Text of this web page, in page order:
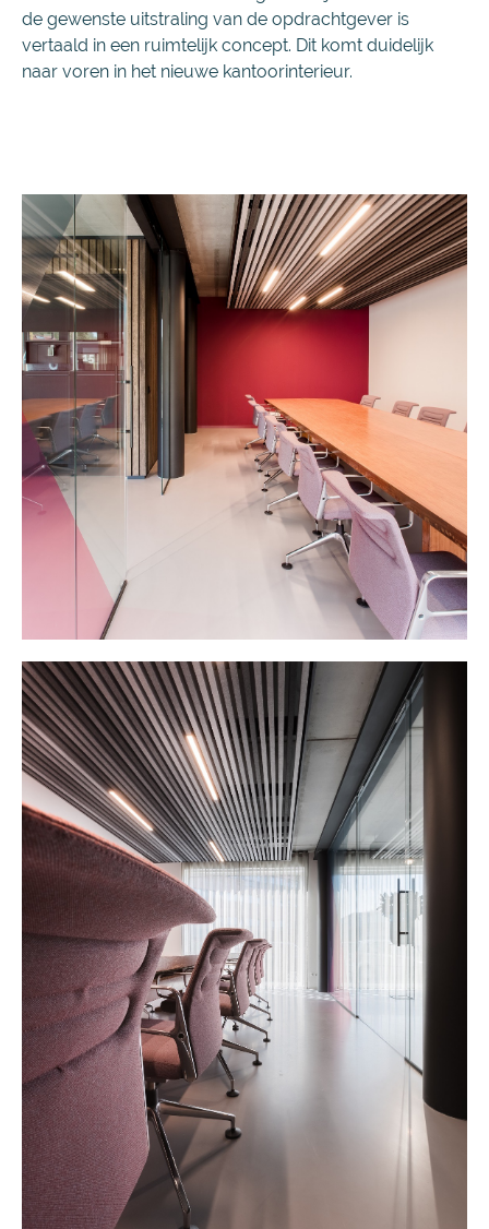
de gewenste uitstraling van de opdrachtgever is
vertaald in een ruimtelijk concept. Dit komt duidelijk
naar voren in het nieuwe kantoorinterieur.